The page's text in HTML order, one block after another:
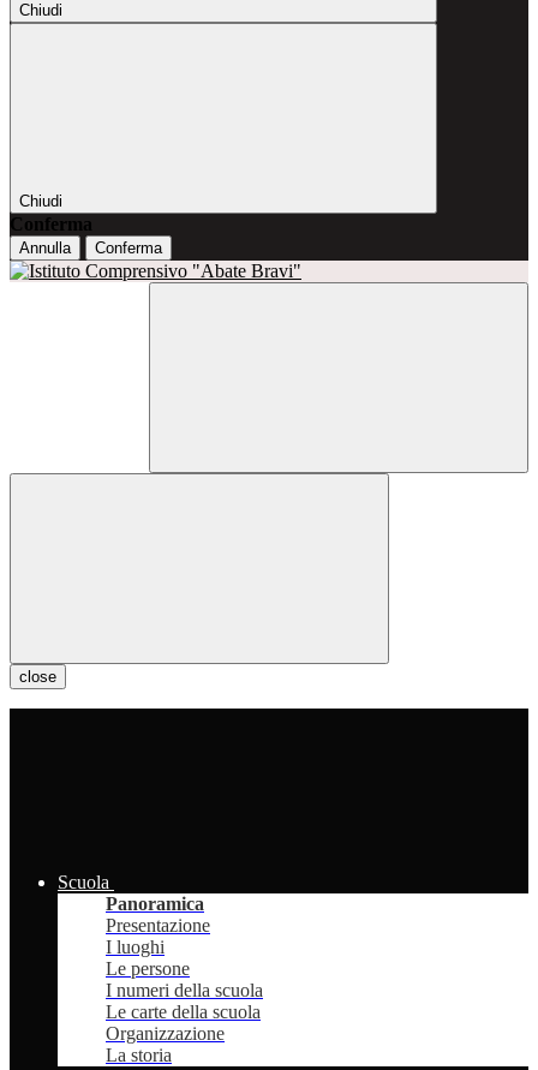
Chiudi
Chiudi
Conferma
Annulla Conferma
close
Scuola
Panoramica
Presentazione
I luoghi
Le persone
I numeri della scuola
Le carte della scuola
Organizzazione
La storia